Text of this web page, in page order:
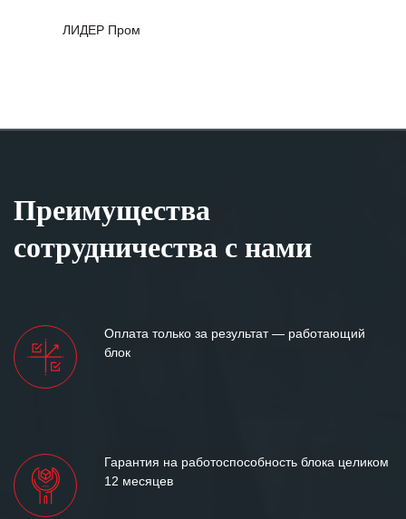
ЛИДЕР Пром
Преимущества
сотрудничества с нами
Оплата только за результат — работающий
блок
Гарантия на работоспособность блока целиком
12 месяцев